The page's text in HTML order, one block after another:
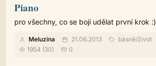
Piano
pro všechny, co se bojí udělat první krok :)
Meluzina 21.06.2013 básně/život
1954 (30)
0